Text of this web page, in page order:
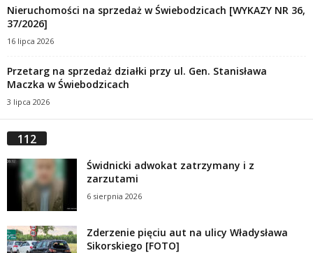
Nieruchomości na sprzedaż w Świebodzicach [WYKAZY NR 36,
37/2026]
16 lipca 2026
Przetarg na sprzedaż działki przy ul. Gen. Stanisława
Maczka w Świebodzicach
3 lipca 2026
112
Świdnicki adwokat zatrzymany i z
zarzutami
6 sierpnia 2026
Zderzenie pięciu aut na ulicy Władysława
Sikorskiego [FOTO]